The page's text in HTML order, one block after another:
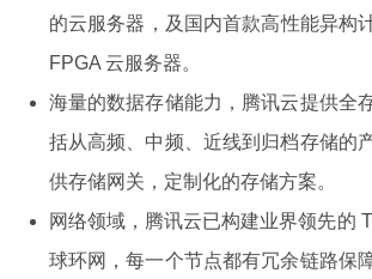
的云服务器，及国内首款高性能异
FPGA 云服务器。
海量的数据存储能力，腾讯云提供全
括从高频、中频、近线到归档存储的
供存储网关，定制化的存储方案。
网络领域，腾讯云已构建业界领先的
球环网，每一个节点都有冗余链路保